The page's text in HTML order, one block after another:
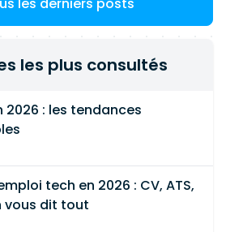
les plus consultés
2026 : les tendances
tech en 2026 : CV, ATS,
vous dit tout